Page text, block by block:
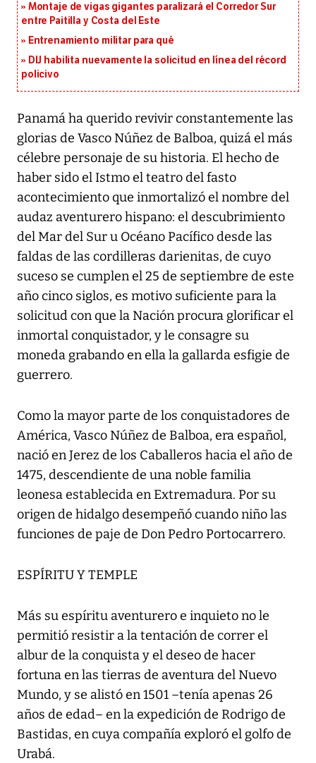
Montaje de vigas gigantes paralizará el Corredor Sur
entre Paitilla y Costa del Este
Entrenamiento militar para qué
DIJ habilita nuevamente la solicitud en línea del récord
policivo
Panamá ha querido revivir constantemente las
glorias de Vasco Núñez de Balboa, quizá el más
célebre personaje de su historia. El hecho de
haber sido el Istmo el teatro del fasto
acontecimiento que inmortalizó el nombre del
audaz aventurero hispano: el descubrimiento
del Mar del Sur u Océano Pacífico desde las
faldas de las cordilleras darienitas, de cuyo
suceso se cumplen el 25 de septiembre de este
año cinco siglos, es motivo suficiente para la
solicitud con que la Nación procura glorificar el
inmortal conquistador, y le consagre su
moneda grabando en ella la gallarda esfigie de
guerrero.
Como la mayor parte de los conquistadores de
América, Vasco Núñez de Balboa, era español,
nació en Jerez de los Caballeros hacia el año de
1475, descendiente de una noble familia
leonesa establecida en Extremadura. Por su
origen de hidalgo desempeñó cuando niño las
funciones de paje de Don Pedro Portocarrero.
ESPÍRITU Y TEMPLE
Más su espíritu aventurero e inquieto no le
permitió resistir a la tentación de correr el
albur de la conquista y el deseo de hacer
fortuna en las tierras de aventura del Nuevo
Mundo, y se alistó en 1501 –tenía apenas 26
años de edad– en la expedición de Rodrigo de
Bastidas, en cuya compañía exploró el golfo de
Urabá.